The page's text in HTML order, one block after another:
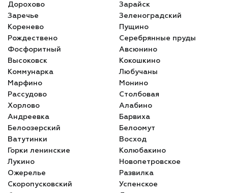
Дорохово
Зарайск
Заречье
Зеленоградский
Коренево
Пущино
Рождествено
Серебрянные пруды
Фосфоритный
Авсюнино
Высоковск
Кокошкино
Коммунарка
Любучаны
Марфино
Монино
Рассудово
Столбовая
Хорлово
Алабино
Андреевка
Барвиха
Белоозерский
Белоомут
Ватутинки
Восход
Горки ленинские
Колюбакино
Лукино
Новопетровское
Ожерелье
Развилка
Скоропусковский
Успенское